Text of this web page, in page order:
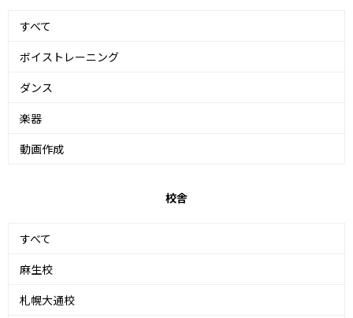
すべて
ボイストレーニング
ダンス
楽器
動画作成
校舎
すべて
麻生校
札幌大通校